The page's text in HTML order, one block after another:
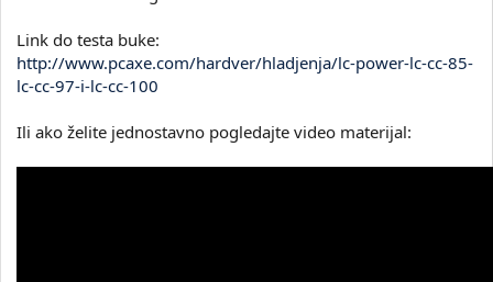
Link do testa buke:
http://www.pcaxe.com/hardver/hladjenja/lc-power-lc-cc-85-
lc-cc-97-i-lc-cc-100
Ili ako želite jednostavno pogledajte video materijal: